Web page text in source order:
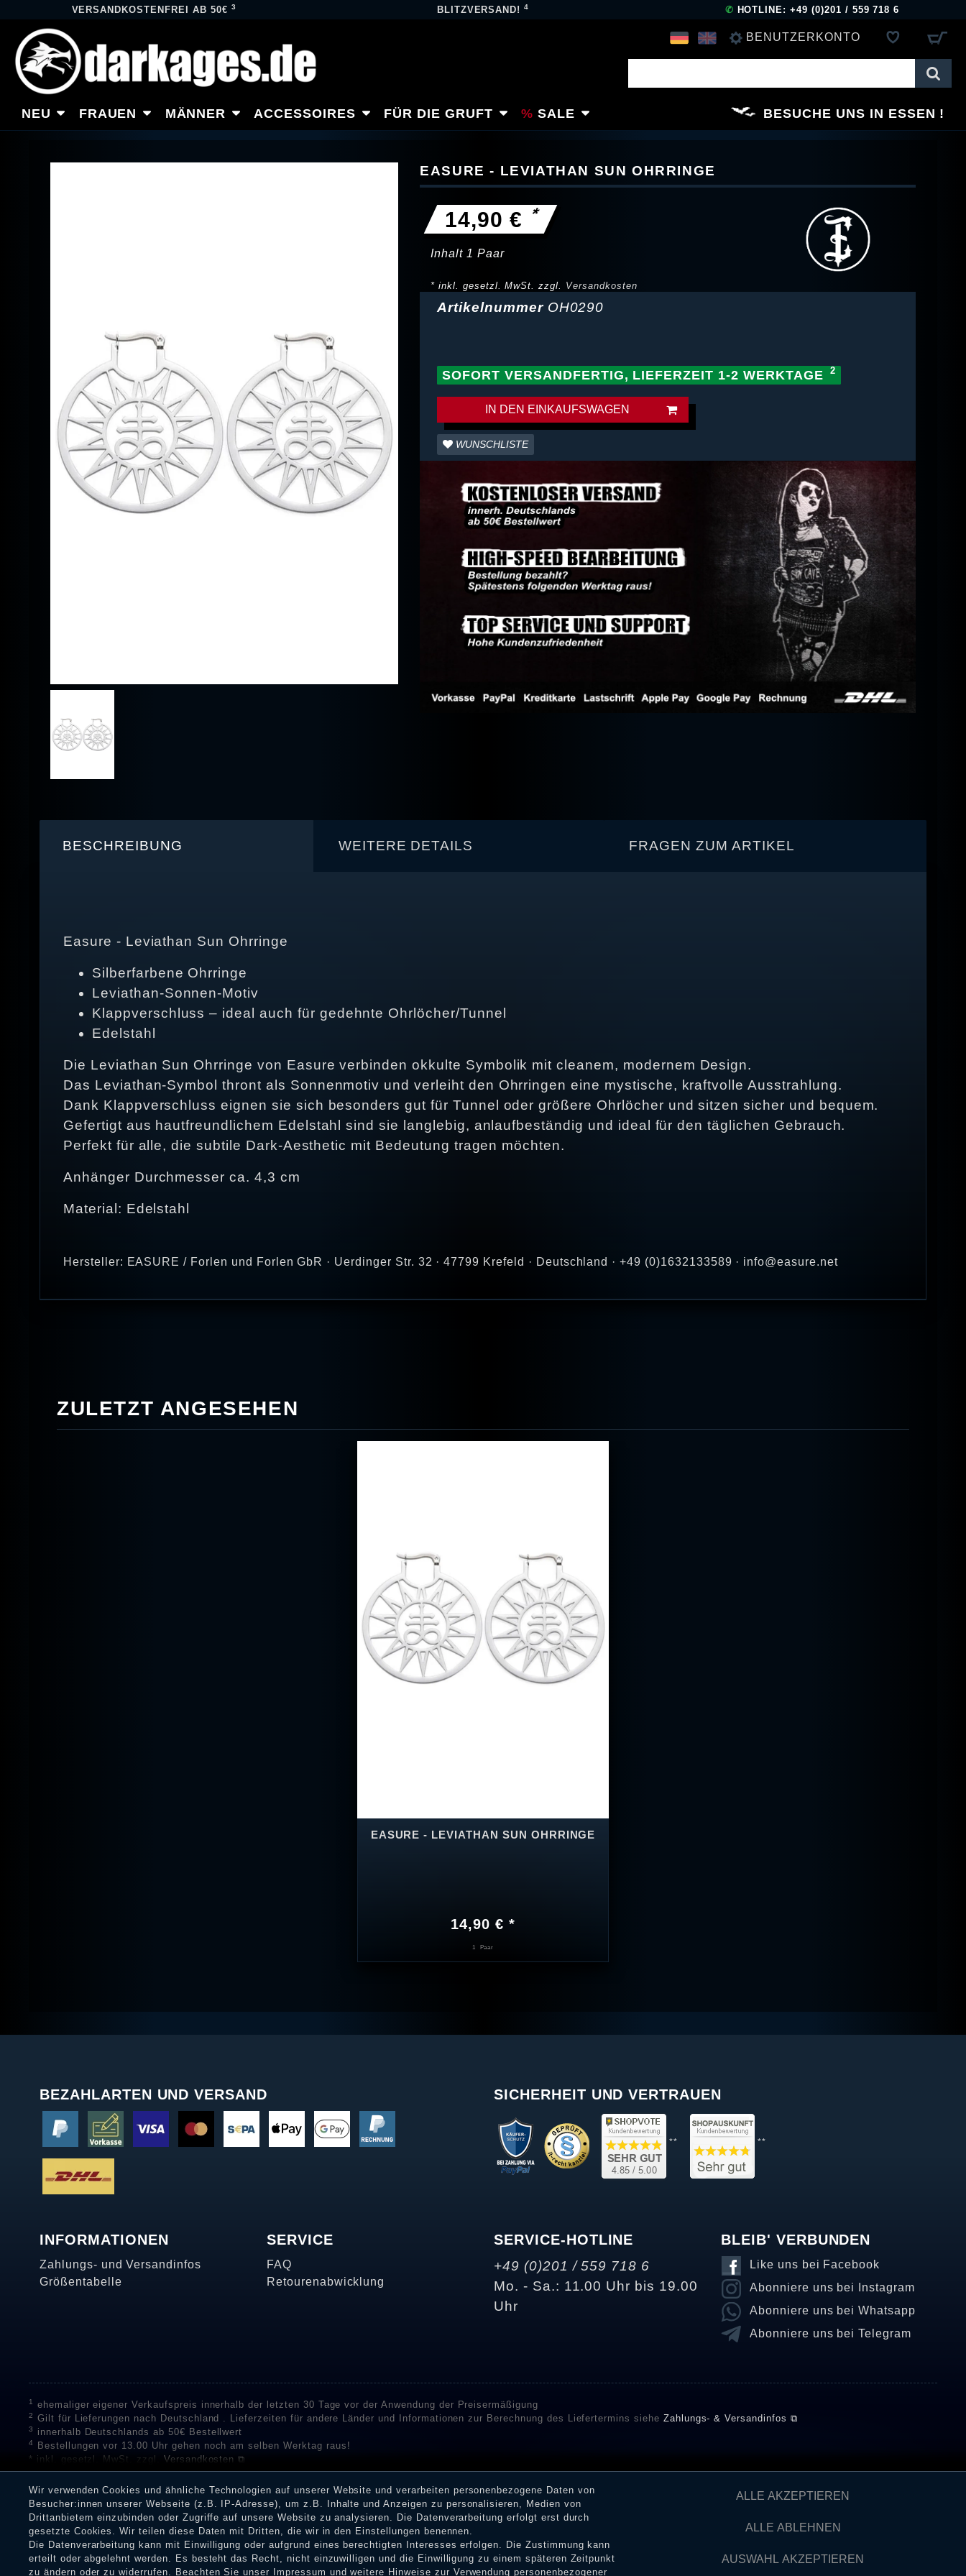
VERSANDKOSTENFREI AB 50€ 3 BLITZVERSAND!4 ✆ HOTLINE: +49 (0)201 / 559 718 6
BENUTZERKONTO
REGISTRIEREN
NEU FRAUEN MÄNNER ACCESSOIRES FÜR DIE GRUFT SALE BESUCHE UNS IN ESSEN
EASURE - LEVIATHAN SUN OHRRINGE
14,90 € *
Inhalt 1 Paar
* inkl. gesetzl. MwSt. zzgl. Versandkosten
Artikelnummer OH0290
SOFORT VERSANDFERTIG, LIEFERZEIT 1-2 WERKTAGE
IN DEN EINKAUFSWAGEN
WUNSCHLISTE
BESCHREIBUNG WEITERE DETAILS FRAGEN ZUM ARTIKEL
Easure - Leviathan Sun Ohrringe
Silberfarbene Ohrringe
Leviathan-Sonnen-Motiv
Klappverschluss – ideal auch für gedehnte Ohrlöcher/Tunnel
Edelstahl
Die Leviathan Sun Ohrringe von Easure verbinden okkulte Symbolik mit cleanem, modernem Design.
Das Leviathan-Symbol thront als Sonnenmotiv und verleiht den Ohrringen eine mystische, kraftvolle Ausstrahlung.
Dank Klappverschluss eignen sie sich besonders gut für Tunnel oder größere Ohrlöcher und sitzen sicher und bequem.
Gefertigt aus hautfreundlichem Edelstahl sind sie langlebig, anlaufbeständig und ideal für den täglichen Gebrauch.
Perfekt für alle, die subtile Dark-Aesthetic mit Bedeutung tragen möchten.
Anhänger Durchmesser ca. 4,3 cm
Material: Edelstahl
Hersteller: EASURE / Forlen und Forlen GbR · Uerdinger Str. 32 · 47799 Krefeld · Deutschland · +49 (0)1632133589 · info@easure.net
ZULETZT ANGESEHEN
EASURE - LEVIATHAN SUN OHRRINGE
14,90 € *
1 Paar
BEZAHLARTEN UND VERSAND SICHERHEIT UND VERTRAUEN
** **
INFORMATIONEN
Zahlungs- und Versandinfos
Größentabelle
SERVICE
FAQ
Retourenabwicklung
SERVICE-HOTLINE
+49 (0)201 / 559 718 6
Mo. - Sa.: 11.00 Uhr bis 19.00
Uhr
BLEIB' VERBUNDEN
Like uns bei Facebook
Abonniere uns bei Instagram
Abonniere uns bei Whatsapp
Abonniere uns bei Telegram
1 ehemaliger eigener Verkaufspreis innerhalb der letzten 30 Tage vor der Anwendung der Preisermäßigung
2 Gilt für Lieferungen nach Deutschland . Lieferzeiten für andere Länder und Informationen zur Berechnung des Liefertermins siehe Zahlungs- & Versandinfos ⧉
3 innerhalb Deutschlands ab 50€ Bestellwert
4
Bestellungen vor 13.00 Uhr gehen noch am selben Werktag raus!
* inkl. gesetzl. MwSt. zzgl. Versandkosten ⧉
** Unser Unternehmen sammelt über die unabhängigen Dienstleister SHOPVOTE und SHOPAUSKUNFT Bewertungen. SHOPVOTE setzt automatische und manuelle Maßnahmen ein, um
Bewertungen zu verifizieren.Informationen zur Echtheit von Kundenbewertungen auf SHOPVOTE finden Sie hier. ⧉
Eine Überprüfung der Bewertungen durch Shopauskunft hat vor deren Veröffentlichung nicht stattgefunden. Die Bewertungen könnten von Verbrauchern stammen, die die Ware oder
Dienstleistungen gar nicht erworben oder genutzt haben. Nach Erhalt einer Benachrichtigungs-E-Mail können Händler die Bewertungen verifizieren und über die erfolgte Verifizierung im
Shop informieren.
Wir verwenden Cookies und ähnliche Technologien auf unserer Website und verarbeiten personenbezogene Daten von
Besucher:innen unserer Webseite (z.B. IP-Adresse), um z.B. Inhalte und Anzeigen zu personalisieren, Medien von
Drittanbietern einzubinden oder Zugriffe auf unsere Website zu analysieren. Die Datenverarbeitung erfolgt erst durch
gesetzte Cookies. Wir teilen diese Daten mit Dritten, die wir in den Einstellungen benennen.
Die Datenverarbeitung kann mit Einwilligung oder aufgrund eines berechtigten Interesses erfolgen. Die Zustimmung kann
erteilt oder abgelehnt werden. Es besteht das Recht, nicht einzuwilligen und die Einwilligung zu einem späteren Zeitpunkt
zu ändern oder zu widerrufen. Beachten Sie unser
Impressum und weitere Hinweise zur Verwendung personenbezogener
ALLE AKZEPTIEREN
ALLE ABLEHNEN
AUSWAHL AKZEPTIEREN